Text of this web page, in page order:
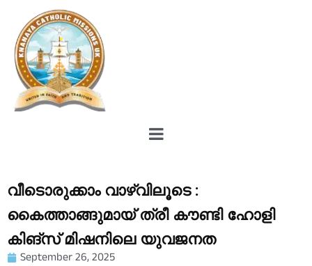
വീടൊരുക്കാം വാഴ്‌വിലൂടെ :
കൈത്താങ്ങുമായ് ത്രീ കൗണ്ടി ഹോളി
കിങ്‌സ് മിഷനിലെ യുവജനത
September 26, 2025